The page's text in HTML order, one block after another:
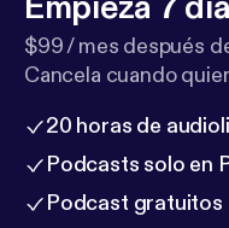
$99 / mes después
Cancela cuando
20 horas de
Podcasts solo en
Podcast gratuitos